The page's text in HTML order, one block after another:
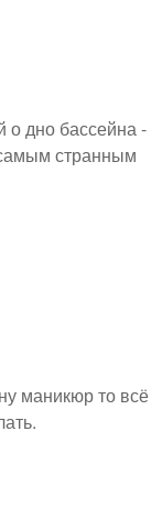
о дно бассейна -
странным
маникюр то всё